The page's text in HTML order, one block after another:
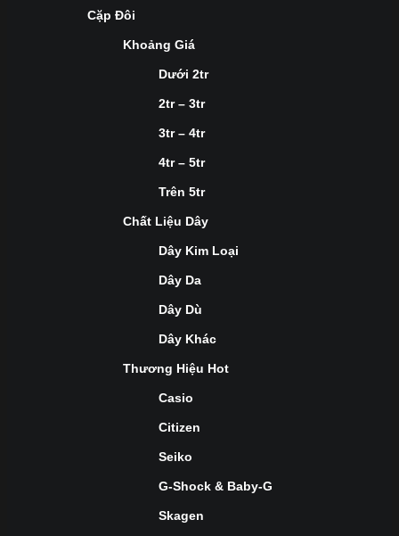
Cặp Đôi
Khoảng Giá
Dưới 2tr
2tr – 3tr
3tr – 4tr
4tr – 5tr
Trên 5tr
Chất Liệu Dây
Dây Kim Loại
Dây Da
Dây Dù
Dây Khác
Thương Hiệu Hot
Casio
Citizen
Seiko
G-Shock & Baby-G
Skagen